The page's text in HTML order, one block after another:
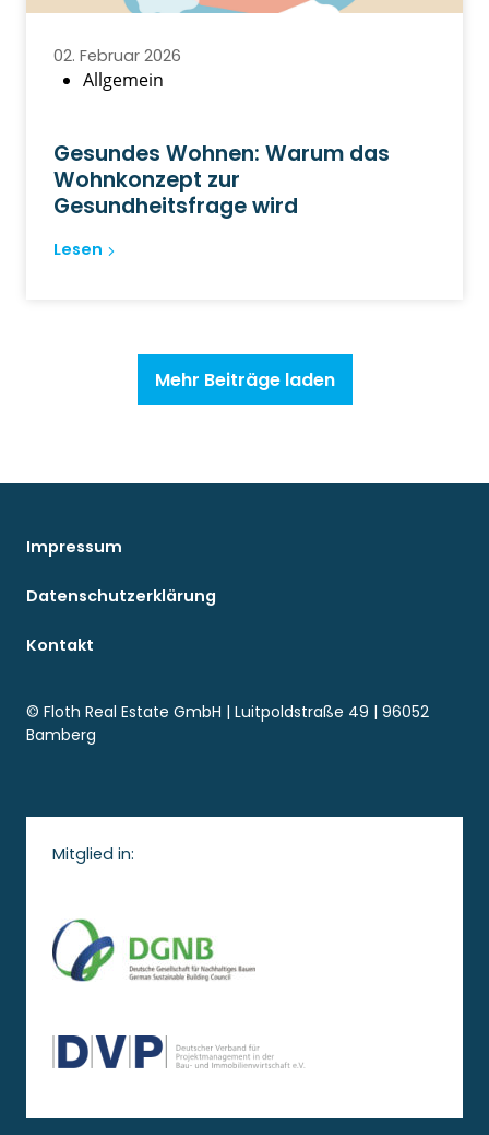
02. Februar 2026
Allgemein
Gesundes Wohnen: Warum das
Wohnkonzept zur
Gesundheitsfrage wird
Lesen
Mehr Beiträge laden
Impressum
Datenschutzerklärung
Kontakt
© Floth Real Estate GmbH | Luitpoldstraße 49 | 96052
Bamberg
Mitglied in: